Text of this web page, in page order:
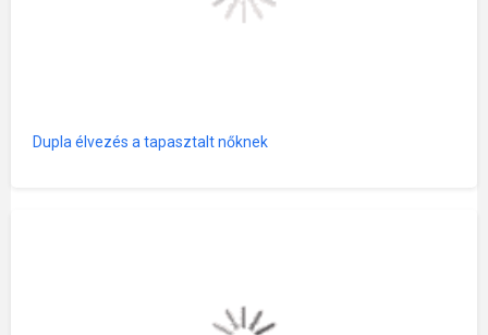
Dupla élvezés a tapasztalt nőknek